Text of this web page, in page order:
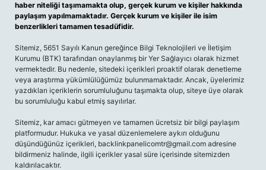
haber niteliği taşımamakta olup, gerçek kurum ve kişiler hakkında
paylaşım yapılmamaktadır. Gerçek kurum ve kişiler ile isim
benzerlikleri tamamen tesadüfidir.
Sitemiz, 5651 Sayılı Kanun gereğince Bilgi Teknolojileri ve İletişim
Kurumu (BTK) tarafından onaylanmış bir Yer Sağlayıcı olarak hizmet
vermektedir. Bu nedenle, sitedeki içerikleri proaktif olarak denetleme
veya araştırma yükümlülüğümüz bulunmamaktadır. Ancak, üyelerimiz
yazdıkları içeriklerin sorumluluğunu taşımakta olup, siteye üye olarak
bu sorumluluğu kabul etmiş sayılırlar.
Sitemiz, kar amacı gütmeyen ve tamamen ücretsiz bir bilgi paylaşım
platformudur. Hukuka ve yasal düzenlemelere aykırı olduğunu
düşündüğünüz içerikleri, backlinkpanelicomtr@gmail.com adresine
bildirmeniz halinde, ilgili içerikler yasal süre içerisinde sitemizden
kaldırılacaktır.